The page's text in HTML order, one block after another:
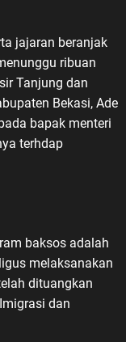
jajaran beranjak
ribuan
Tanjung dan
Bekasi, Ade
bapak menteri
terhdap
baksos adalah
melaksanakan
dituangkan
dan